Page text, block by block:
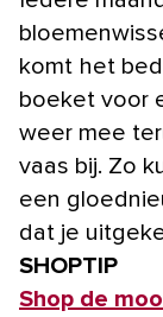
komt het
boeket voor
weer mee
vaas bij. Zo
een
dat je
SHOPTIP
Shop de